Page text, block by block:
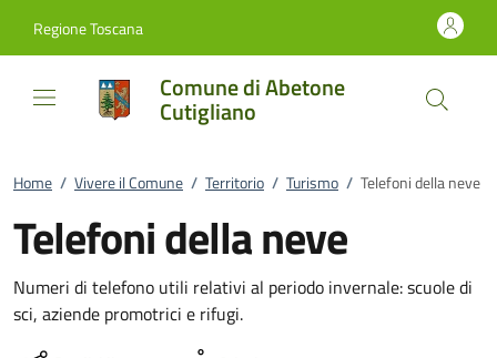
Regione Toscana
Comune di Abetone
Cutigliano
Home / Vivere il Comune / Territorio / Turismo / Telefoni della neve
Telefoni della neve
Numeri di telefono utili relativi al periodo invernale: scuole di
sci, aziende promotrici e rifugi.